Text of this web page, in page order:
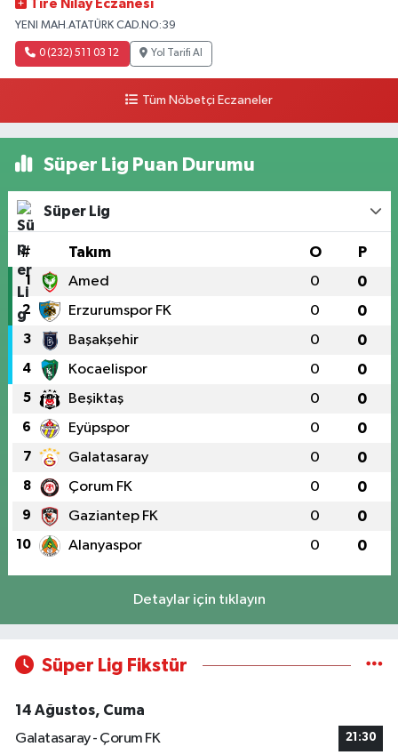
Tıre Nılay Eczanesi
YENI MAH.ATATÜRK CAD.NO:39
0 (232) 511 03 12 Yol Tarifi Al
Tüm Nöbetçi Eczaneler
Süper Lig Puan Durumu
Süper Lig
# Takım O P
1 Amed 0 0
2 Erzurumspor FK 0 0
3 Başakşehir 0 0
4 Kocaelispor 0 0
5 Beşiktaş 0 0
6 Eyüpspor 0 0
7 Galatasaray 0 0
8 Çorum FK 0 0
9 Gaziantep FK 0 0
10 Alanyaspor 0 0
Detaylar için tıklayın
Süper Lig Fikstür
14 Ağustos, Cuma
Galatasaray - Çorum FK
21:30